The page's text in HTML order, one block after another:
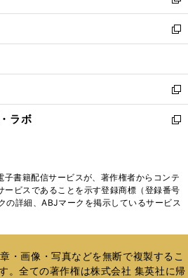
開
く
ウ
で
開
ン
ド
ウ
開
く
ウ
ィ
ン
ウ
で
開
く
し
い
ウ
ン
ド
ウ
で
新
し
ウ
ィ
ン
ド
く
新
し
い
ド
ウ
で
ラボ
新
ィ
ン
開
く
書籍配信サービスが、著作権者からコンテ
ービスであることを示す登録商標（登録番号
詳細、ABJマークを掲示しているサービス
・画像・写真などを無断で複製するこ
。全ての著作権は株式会社 集英社に帰